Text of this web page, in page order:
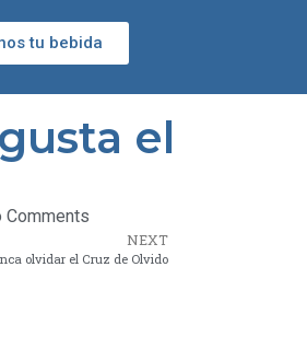
tu bebida
el
Comments
NEXT
olvidar el Cruz de Olvido